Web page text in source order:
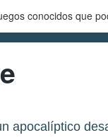
conocidos que
apocalíptico